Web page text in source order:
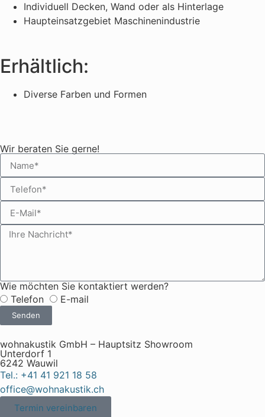
Individuell Decken, Wand oder als Hinterlage
Haupteinsatzgebiet Maschinenindustrie
Erhältlich:
Diverse Farben und Formen
Wir beraten Sie gerne!
Wie möchten Sie kontaktiert werden?
Telefon
E-mail
Senden
wohnakustik GmbH – Hauptsitz Showroom
Unterdorf 1
6242 Wauwil
Tel.: +41 41 921 18 58
office@wohnakustik.ch
Termin vereinbaren